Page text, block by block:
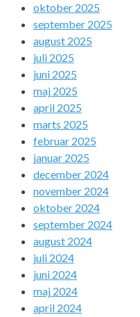
oktober 2025
september 2025
august 2025
juli 2025
juni 2025
maj 2025
april 2025
marts 2025
februar 2025
januar 2025
december 2024
november 2024
oktober 2024
september 2024
august 2024
juli 2024
juni 2024
maj 2024
april 2024